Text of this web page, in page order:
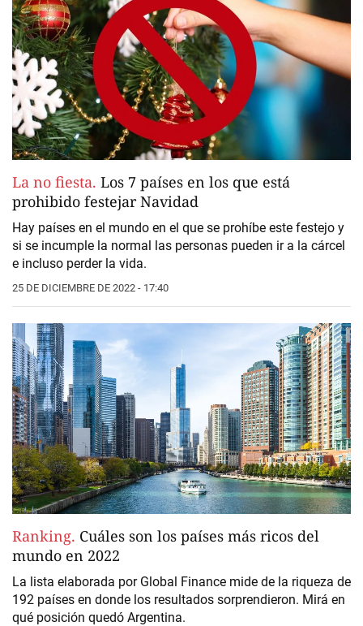
La no fiesta. Los 7 países en los que está
prohibido festejar Navidad
Hay países en el mundo en el que se prohíbe este festejo y
si se incumple la normal las personas pueden ir a la cárcel
e incluso perder la vida.
25 DE DICIEMBRE DE 2022 - 17:40
Ranking. Cuáles son los países más ricos del
mundo en 2022
La lista elaborada por Global Finance mide de la riqueza de
192 países en donde los resultados sorprendieron. Mirá en
qué posición quedó Argentina.